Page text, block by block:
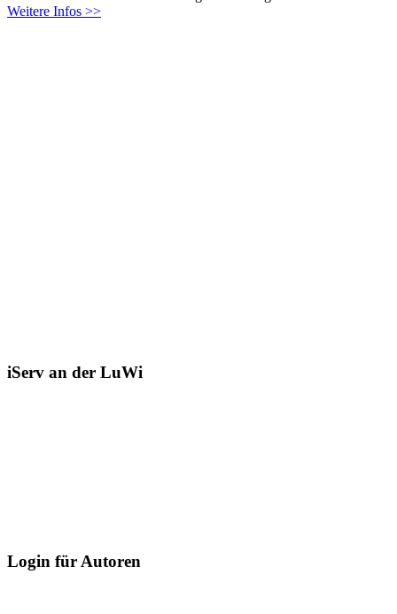
Weitere Infos >>
iServ an der LuWi
Login für Autoren